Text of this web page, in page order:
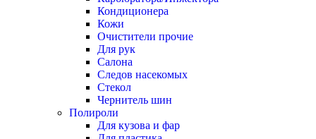
Кондиционера
Кожи
Очистители прочие
Для рук
Салона
Следов насекомых
Стекол
Чернитель шин
Полироли
Для кузова и фар